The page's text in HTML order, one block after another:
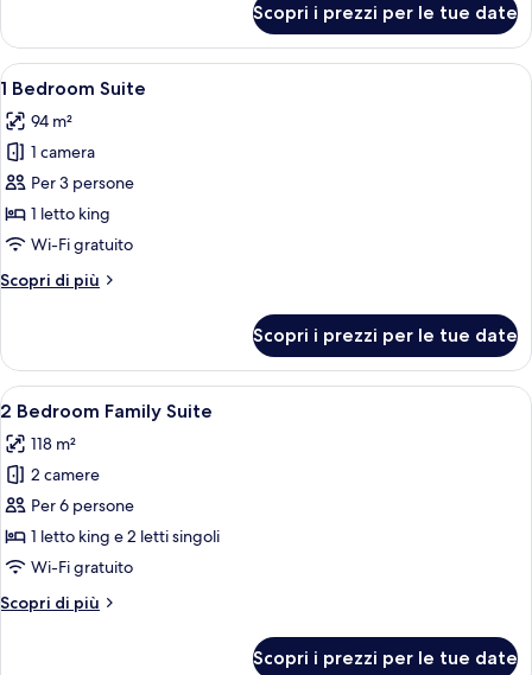
Pool
Villa
Bedroom
Interconnecting
Pool
Scopri i prezzi per le tue date
Apri
tutte
le
foto
per
1
Bedroom
Camera d'albergo con un letto
1
1 Bedroom Suite
94 m²
1 camera
Per 3 persone
1 letto king
Wi-Fi gratuito
Scopri di più
Altri
Bedroom
Suite
Scopri i prezzi per le tue date
Apri
tutte
le
foto
per
2
Bedroom
Suite
Camera d'albergo con un letto
6
2 Bedroom Family Suite
118 m²
2 camere
Per 6 persone
1 letto king e 2 letti singoli
Wi-Fi gratuito
Scopri di più
Altri
Scopri i prezzi per le tue date